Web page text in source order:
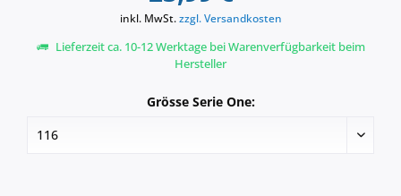
inkl. MwSt.zzgl. Versandkosten
Lieferzeit ca. 10-12 Werktage bei Warenverfügbarkeit beim
Hersteller
Grösse Serie One: